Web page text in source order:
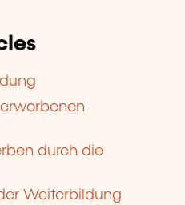
durch die
Weiterbildung